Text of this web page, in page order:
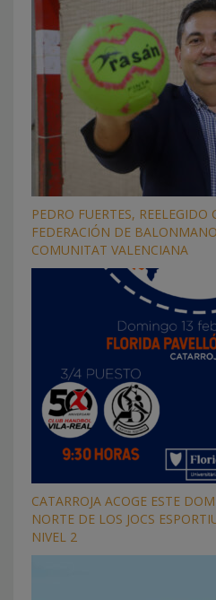
PEDRO FUERTES,
FEDERACIÓN DE
COMUNITAT VALENCIANA
CATARROJA ACOGE ESTE
NORTE DE LOS JOCS
NIVEL 2